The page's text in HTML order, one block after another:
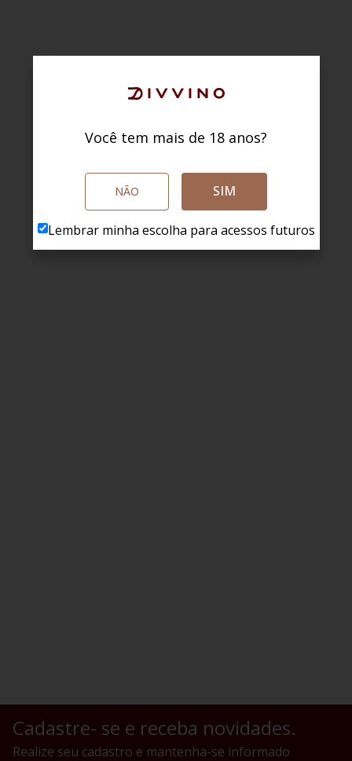
Cadastre- se e receba novidades.
Realize seu cadastro e mantenha-se informado
Você tem mais de 18 anos?
NÃO SIM
Lembrar minha escolha para acessos futuros